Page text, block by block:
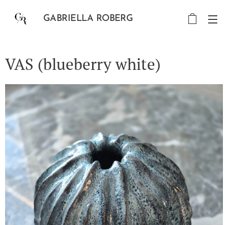
GABRIELLA ROBERG
VAS (blueberry white)